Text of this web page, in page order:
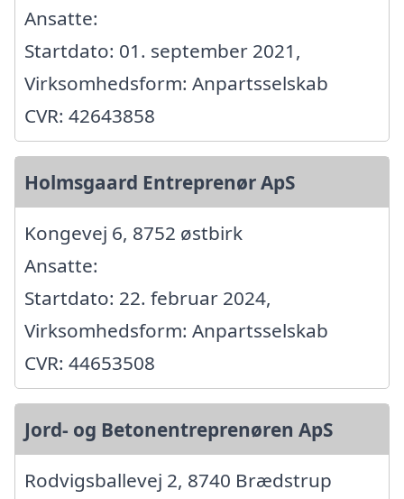
Ansatte:
Startdato: 01. september 2021,
Virksomhedsform: Anpartsselskab
CVR: 42643858
Holmsgaard Entreprenør ApS
Kongevej 6, 8752 østbirk
Ansatte:
Startdato: 22. februar 2024,
Virksomhedsform: Anpartsselskab
CVR: 44653508
Jord- og Betonentreprenøren ApS
Rodvigsballevej 2, 8740 Brædstrup